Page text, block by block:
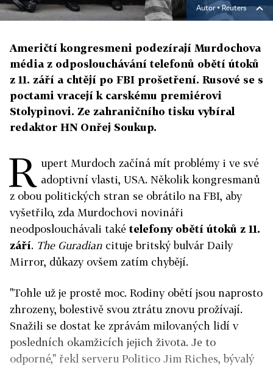
Autor ▪Reuters
Američtí kongresmeni podezírají Murdochova
média z odposlouchávání telefonů obětí útoků
z 11. září a chtějí po FBI prošetření. Rusové se s
poctami vracejí k carskému premiérovi
Stolypinovi. Ze zahraničního tisku vybíral
redaktor HN Onřej Soukup.
R upert Murdoch začíná mít problémy i ve své
adoptivní vlasti, USA. Několik kongresmanů
z obou politických stran se obrátilo na FBI, aby
vyšetřilo, zda Murdochovi novináři
neodposlouchávali takételefony obětí útoků z 11.
září. The Guradian cituje britský bulvár Daily
Mirror, důkazy ovšem zatím chybějí.
"Tohle už je prostě moc. Rodiny obětí jsou naprosto
zhrozeny, bolestivě svou ztrátu znovu prožívají.
Snažili se dostat ke zprávám milovaných lidí v
posledních okamžicích jejich života. Je to
odporné," řekl serveru Politico Jim Riches, bývalý